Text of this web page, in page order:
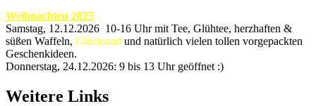
Weihnachten 2025
Samstag, 12.12.2026 10-16 Uhr mit Tee, Glühtee, herzhaften &
süßen Waffeln, Glücksrad und natürlich vielen tollen vorgepackten
Geschenkideen.
Donnerstag, 24.12.2026: 9 bis 13 Uhr geöffnet :)
Weitere Links